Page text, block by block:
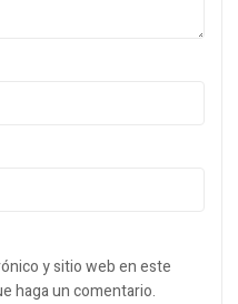
y sitio web en este
haga un comentario.